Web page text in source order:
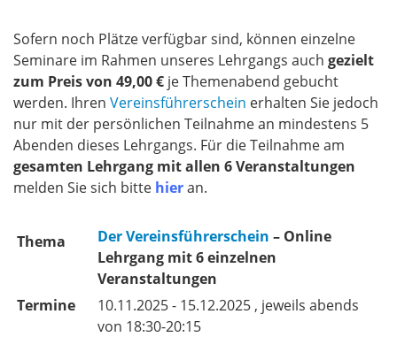
Sofern noch Plätze verfügbar sind, können einzelne
Seminare im Rahmen unseres Lehrgangs auch gezielt
zum Preis von 49,00 € je Themenabend gebucht
werden. Ihren Vereinsführerschein erhalten Sie jedoch
nur mit der persönlichen Teilnahme an mindestens 5
Abenden dieses Lehrgangs. Für die Teilnahme am
gesamten Lehrgang mit allen 6 Veranstaltungen
melden Sie sich bitte hieran.
Thema DerVereinsführerschein – Online
Lehrgang mit 6 einzelnen
Veranstaltungen
Termine
10.11.2025 - 15.12.2025 , jeweils abends
von 18:30-20:15